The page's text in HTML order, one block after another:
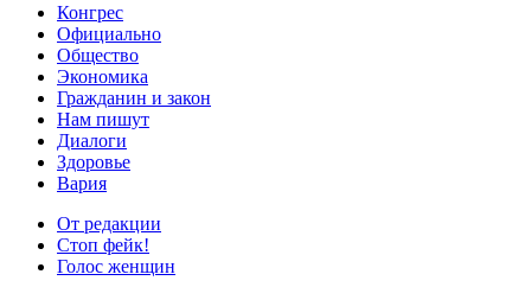
Конгрес
Официально
Общество
Экономика
Гражданин и закон
Нам пишут
Диалоги
Здоровье
Вария
От редакции
Стоп фейк!
Голос женщин